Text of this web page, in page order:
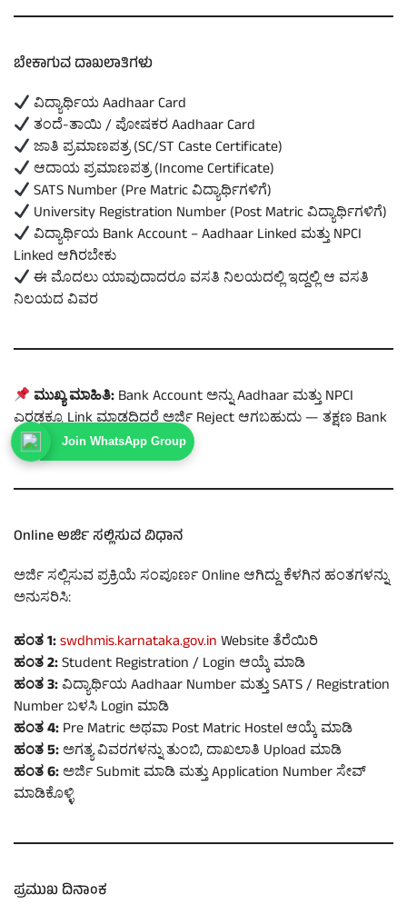
ಬೇಕಾಗುವ ದಾಖಲಾತಿಗಳು
ವಿದ್ಯಾರ್ಥಿಯ Aadhaar Card
ತಂದೆ-ತಾಯಿ / ಪೋಷಕರ Aadhaar Card
ಜಾತಿ ಪ್ರಮಾಣಪತ್ರ (SC/ST Caste Certificate)
ಆದಾಯ ಪ್ರಮಾಣಪತ್ರ (Income Certificate)
SATS Number (Pre Matric ವಿದ್ಯಾರ್ಥಿಗಳಿಗೆ)
University Registration Number (Post Matric ವಿದ್ಯಾರ್ಥಿಗಳಿಗೆ)
ವಿದ್ಯಾರ್ಥಿಯ Bank Account – Aadhaar Linked ಮತ್ತು NPCI
Linked ಆಗಿರಬೇಕು
ಈ ಮೊದಲು ಯಾವುದಾದರೂ ವಸತಿ ನಿಲಯದಲ್ಲಿ ಇದ್ದಲ್ಲಿ ಆ ವಸತಿ
ನಿಲಯದ ವಿವರ
ಮುಖ್ಯ ಮಾಹಿತಿ:Bank Account ಅನ್ನು Aadhaar ಮತ್ತು NPCI
ಎರಡಕ್ಕೂ Link ಮಾಡದಿದ್ದರೆ ಅರ್ಜಿ Reject ಆಗಬಹುದು — ತಕ್ಷಣ Bank
ಗೆ ಹೋಗಿ ಖಚಿತಪಡಿಸಿಕೊಳ್ಳಿ.
Online ಅರ್ಜಿ ಸಲ್ಲಿಸುವ ವಿಧಾನ
ಅರ್ಜಿ ಸಲ್ಲಿಸುವ ಪ್ರಕ್ರಿಯೆ ಸಂಪೂರ್ಣ Online ಆಗಿದ್ದು ಕೆಳಗಿನ ಹಂತಗಳನ್ನು
ಅನುಸರಿಸಿ:
ಹಂತ 1:swdhmis.karnataka.gov.inWebsite ತೆರೆಯಿರಿ
ಹಂತ 2:Student Registration / Login ಆಯ್ಕೆ ಮಾಡಿ
ಹಂತ 3:ವಿದ್ಯಾರ್ಥಿಯ Aadhaar Number ಮತ್ತು SATS / Registration
Number ಬಳಸಿ Login ಮಾಡಿ
ಹಂತ 4:Pre Matric ಅಥವಾ Post Matric Hostel ಆಯ್ಕೆ ಮಾಡಿ
ಹಂತ 5:ಅಗತ್ಯ ವಿವರಗಳನ್ನು ತುಂಬಿ, ದಾಖಲಾತಿ Upload ಮಾಡಿ
ಹಂತ 6:ಅರ್ಜಿ Submit ಮಾಡಿ ಮತ್ತು Application Number ಸೇವ್
ಮಾಡಿಕೊಳ್ಳಿ
ಪ್ರಮುಖ ದಿನಾಂಕ
Join WhatsApp Group